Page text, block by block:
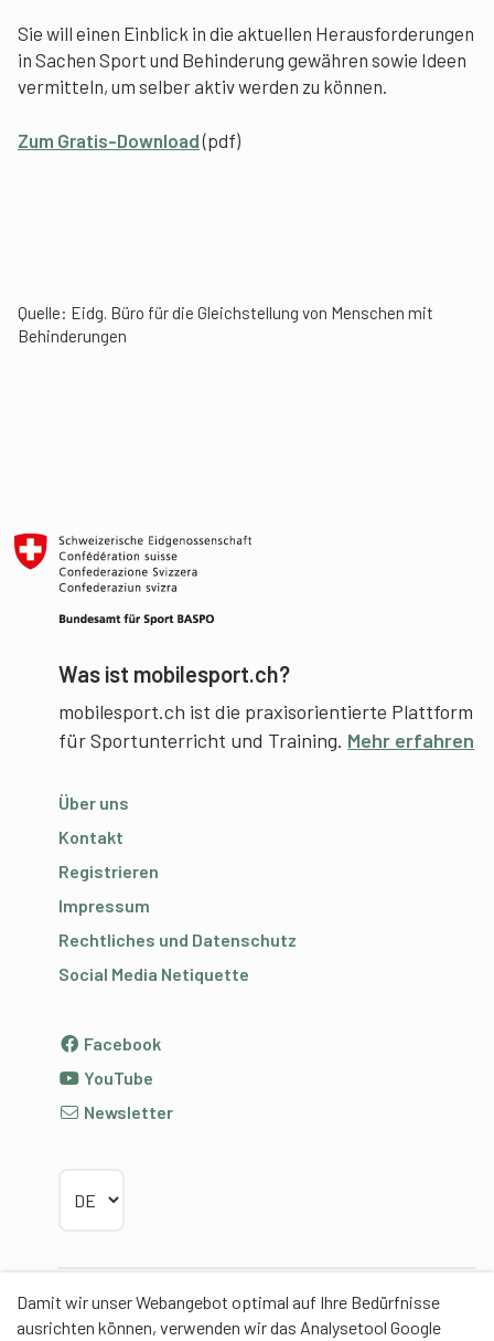
Damit wir unser Webangebot optimal auf Ihre Bedürfnisse
ausrichten können, verwenden wir das Analysetool Google
Sie will einen Einblick in die aktuellen Herausforderungen
in Sachen Sport und Behinderung gewähren sowie Ideen
vermitteln, um selber aktiv werden zu können.
Zum Gratis-Download(pdf)
Quelle: Eidg. Büro für die Gleichstellung von Menschen mit
Behinderungen
Was ist mobilesport.ch?
mobilesport.ch ist die praxisorientierte Plattform
für Sportunterricht und Training. Mehr erfahren
Über uns
Kontakt
Registrieren
Impressum
Rechtliches und Datenschutz
Social Media Netiquette
Facebook
YouTube
Newsletter
Partner